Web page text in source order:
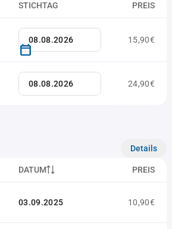
STICHTAG PREIS
15,90€
24,90€
Details
DATUM PREIS
03.09.2025 10,90€